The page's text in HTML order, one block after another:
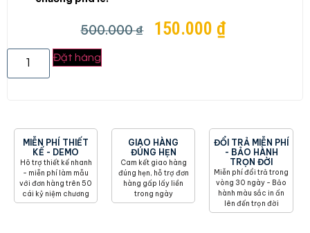
500.000₫ 150.000 ₫
Đặt hàng
MIỄN PHÍ THIẾT
KẾ - DEMO
Hõ trợ thiết kế nhanh
- miễn phí làm mẫu
với đơn hàng trên 50
cái kỷ niệm chương
GIAO HÀNG
ĐÚNG HẸN
Cam kết giao hàng
đúng hẹn, hỗ trợ đơn
hàng gấp lấy liền
trong ngày
ĐỔI TRẢ MIỄN PHÍ
- BẢO HÀNH
TRỌN ĐỜI
Miễn phí đổi trả trong
vòng 30 ngày - Bảo
hành màu sắc in ấn
lên đến trọn đời